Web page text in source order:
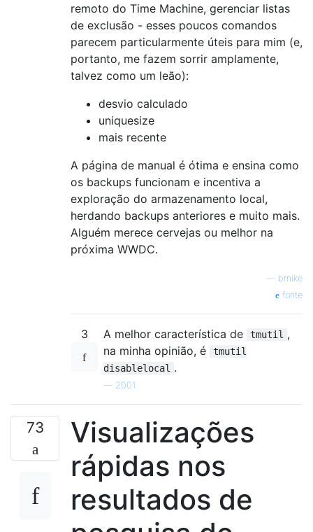
remoto do Time Machine, gerenciar listas
de exclusão - esses poucos comandos
parecem particularmente úteis para mim (e,
portanto, me fazem sorrir amplamente,
talvez como um leão):
desvio calculado
uniquesize
mais recente
A página de manual é ótima e ensina como
os backups funcionam e incentiva a
exploração do armazenamento local,
herdando backups anteriores e muito mais.
Alguém merece cervejas ou melhor na
próxima WWDC.
bmike
fonte
3 A melhor característica de tmutil ,
na minha opinião, é
tmutil
disablelocal .
— 2001
73
Visualizações
rápidas nos
resultados de